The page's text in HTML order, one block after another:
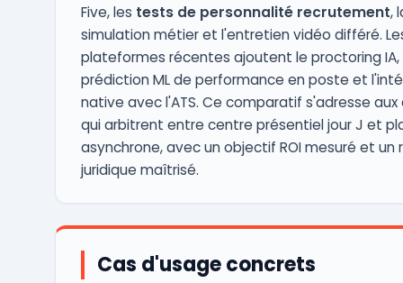
Five, les tests de personnalité recrutement,
simulation métier et l'entretien vidéo différé.
plateformes récentes ajoutent le proctoring IA,
prédiction ML de performance en poste et
native avec l'ATS. Ce comparatif s'adresse aux
qui arbitrent entre centre présentiel jour J et
asynchrone, avec un objectif ROI mesuré et un
juridique maîtrisé.
Cas d'usage concrets